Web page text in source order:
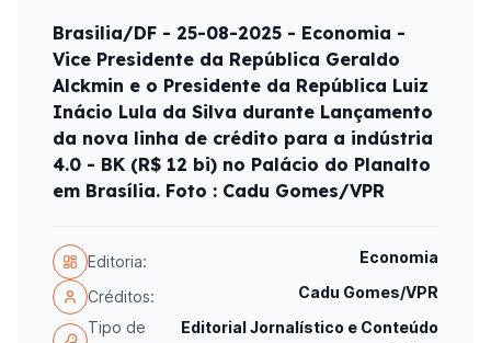
Brasilia/DF - 25-08-2025 - Economia -
Vice Presidente da República Geraldo
Alckmin e o Presidente da República Luiz
Inácio Lula da Silva durante Lançamento
da nova linha de crédito para a indústria
4.0 - BK (R$ 12 bi) no Palácio do Planalto
em Brasília. Foto : Cadu Gomes/VPR
Editoria: Economia
Créditos:
Cadu Gomes/VPR
Tipo de
Editorial Jornalístico e Conteúdo